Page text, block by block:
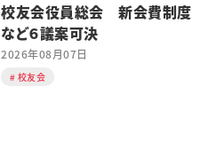
校友会役員総会 新会費制度
など６議案可決
2026年08月07日
校友会